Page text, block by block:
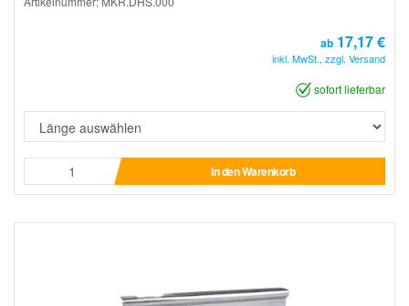
ab 17,17 €
inkl. MwSt., zzgl. Versand
sofort lieferbar
In den Warenkorb